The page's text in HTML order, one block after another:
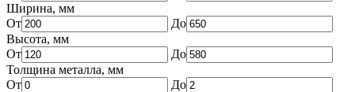
Ширина, мм
От
До
Высота, мм
От
До
Толщина металла, мм
От
До